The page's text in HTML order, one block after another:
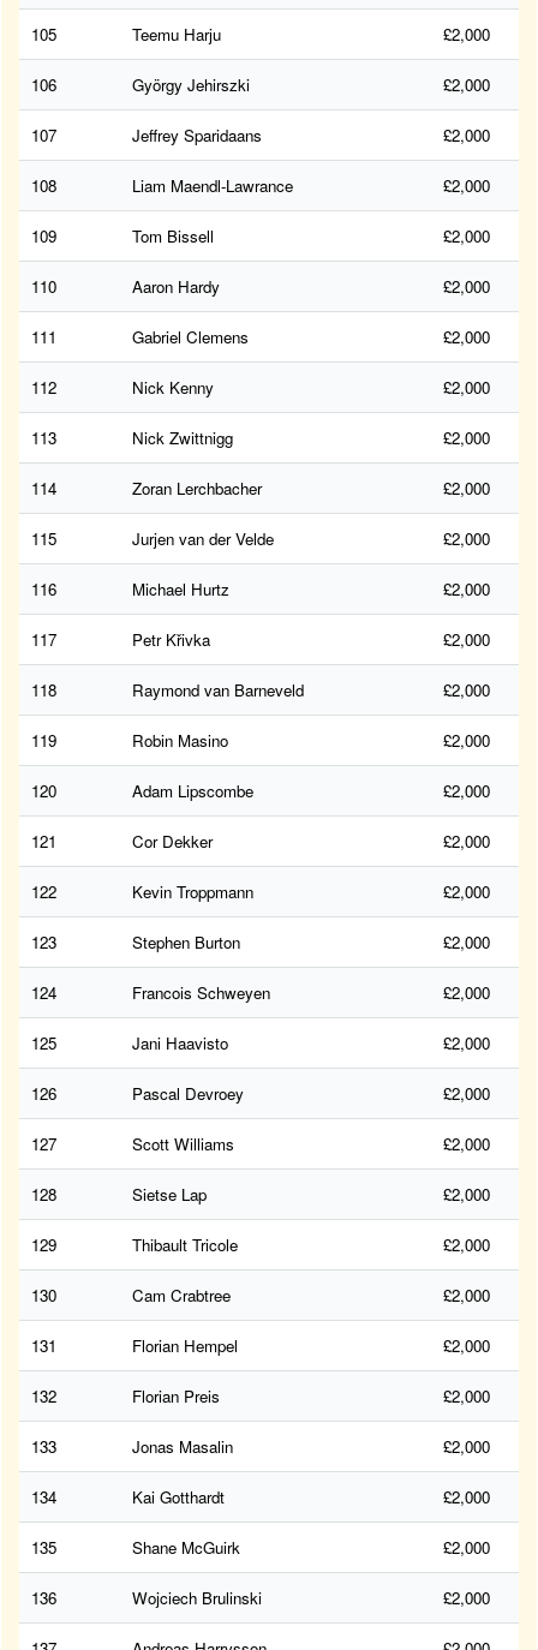
105 Teemu Harju £2,000
106 György Jehirszki £2,000
107 Jeffrey Sparidaans £2,000
108 Liam Maendl-Lawrance £2,000
109 Tom Bissell £2,000
110 Aaron Hardy £2,000
111 Gabriel Clemens £2,000
112 Nick Kenny £2,000
113 Nick Zwittnigg £2,000
114 Zoran Lerchbacher £2,000
115 Jurjen van der Velde £2,000
116 Michael Hurtz £2,000
117 Petr Křivka £2,000
118 Raymond van Barneveld £2,000
119 Robin Masino £2,000
120 Adam Lipscombe £2,000
121 Cor Dekker £2,000
122 Kevin Troppmann £2,000
123 Stephen Burton £2,000
124 Francois Schweyen £2,000
125 Jani Haavisto £2,000
126 Pascal Devroey £2,000
127 Scott Williams £2,000
128 Sietse Lap £2,000
129 Thibault Tricole £2,000
130 Cam Crabtree £2,000
131 Florian Hempel £2,000
132 Florian Preis £2,000
133 Jonas Masalin £2,000
134 Kai Gotthardt £2,000
135 Shane McGuirk £2,000
136 Wojciech Brulinski £2,000